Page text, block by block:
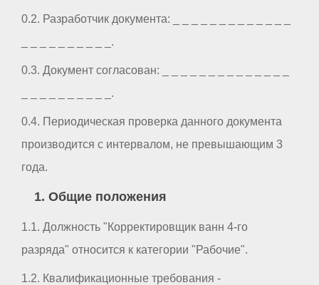
0.2. Разработчик документа: _ _ _ _ _ _ _ _ _ _ _ _ _
_ _ _ _ _ _ _ _ _ _.
0.3. Документ согласован: _ _ _ _ _ _ _ _ _ _ _ _ _ _
_ _ _ _ _ _ _ _ _ _.
0.4. Периодическая проверка данного документа
производится с интервалом, не превышающим 3
года.
1. Общие положения
1.1. Должность "Корректировщик ванн 4-го
разряда" относится к категории "Рабочие".
1.2. Квалификационные требования -